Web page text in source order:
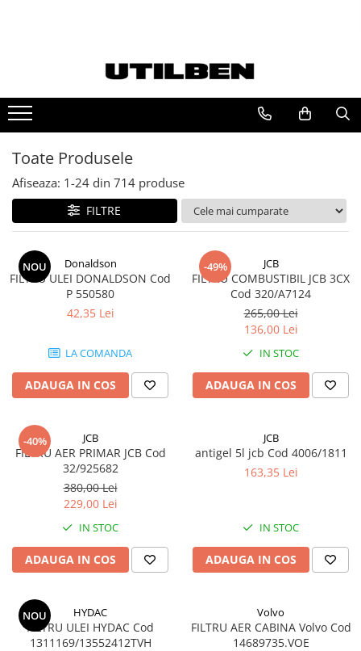
Ulei transmisie JCB
Ulei hidraulic JCB
Ulei punte JCB
FILTRU AER JCB
FILTRU HIDRAULIC JCB
FILTRU COMBUSTIBIL JCB
Toate Produsele
Afiseaza: 1-24 din 714 produse
FILTRE
NOU Donaldson
FILTRU ULEI DONALDSON Cod
P 550580
42,35 Lei
LA COMANDA
ADAUGA IN COS
-49% JCB
FILTRU COMBUSTIBIL JCB 3CX
Cod 320/A7124
265,00 Lei
136,00 Lei
IN STOC
ADAUGA IN COS
-40% JCB
FILTRU AER PRIMAR JCB Cod
32/925682
380,00 Lei
229,00 Lei
IN STOC
ADAUGA IN COS
JCB
antigel 5l jcb Cod 4006/1811
163,35 Lei
IN STOC
ADAUGA IN COS
NOU HYDAC
FILTRU ULEI HYDAC Cod
1311169/13552412TVH
Volvo
FILTRU AER CABINA Volvo Cod
14689735.VOE